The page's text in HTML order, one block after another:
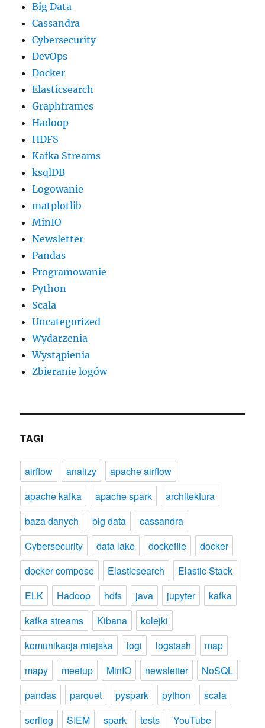
Big Data
Cassandra
Cybersecurity
DevOps
Docker
Elasticsearch
Graphframes
Hadoop
HDFS
Kafka Streams
ksqlDB
Logowanie
matplotlib
MinIO
Newsletter
Pandas
Programowanie
Python
Scala
Uncategorized
Wydarzenia
Wystąpienia
Zbieranie logów
TAGI
airflow analizy
apache airflow
apache kafka
apache spark
architektura
baza danych
big data
cassandra
Cybersecurity
data lake dockefile
docker
docker compose
Elasticsearch
Elastic Stack
ELK
Hadoop hdfs java jupyter
kafka
kafka streams
Kibana
kolejki
komunikacja miejska
logi logstash
map
mapy
meetup MinIO newsletter
NoSQL
pandas
parquet pyspark python
scala
serilog
SIEM spark tests YouTube